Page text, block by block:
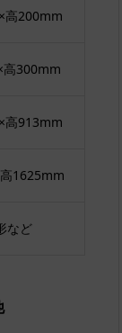
高200mm
高300mm
高913mm
1625mm
など